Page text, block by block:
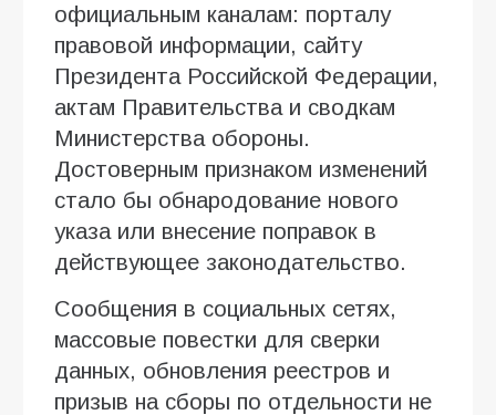
официальным каналам: порталу
правовой информации, сайту
Президента Российской Федерации,
актам Правительства и сводкам
Министерства обороны.
Достоверным признаком изменений
стало бы обнародование нового
указа или внесение поправок в
действующее законодательство.
Сообщения в социальных сетях,
массовые повестки для сверки
данных, обновления реестров и
призыв на сборы по отдельности не